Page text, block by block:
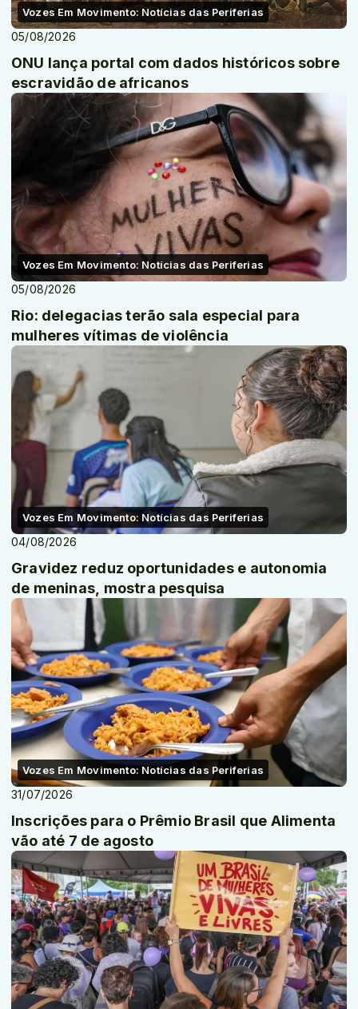
Vozes Em Movimento: Notícias das Periferias
05/08/2026
ONU lança portal com dados históricos sobre
escravidão de africanos
Vozes Em Movimento: Notícias das Periferias
05/08/2026
Rio: delegacias terão sala especial para
mulheres vítimas de violência
Vozes Em Movimento: Notícias das Periferias
04/08/2026
Gravidez reduz oportunidades e autonomia
de meninas, mostra pesquisa
Vozes Em Movimento: Notícias das Periferias
31/07/2026
Inscrições para o Prêmio Brasil que Alimenta
vão até 7 de agosto